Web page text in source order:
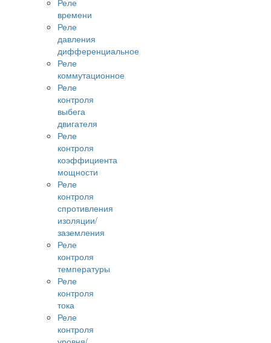
Реле
времени
Реле
давления
дифференциальное
Реле
коммутационное
Реле
контроля
выбега
двигателя
Реле
контроля
коэффициента
мощности
Реле
контроля
спротивления
изоляции/
заземления
Реле
контроля
температуры
Реле
контроля
тока
Реле
контроля